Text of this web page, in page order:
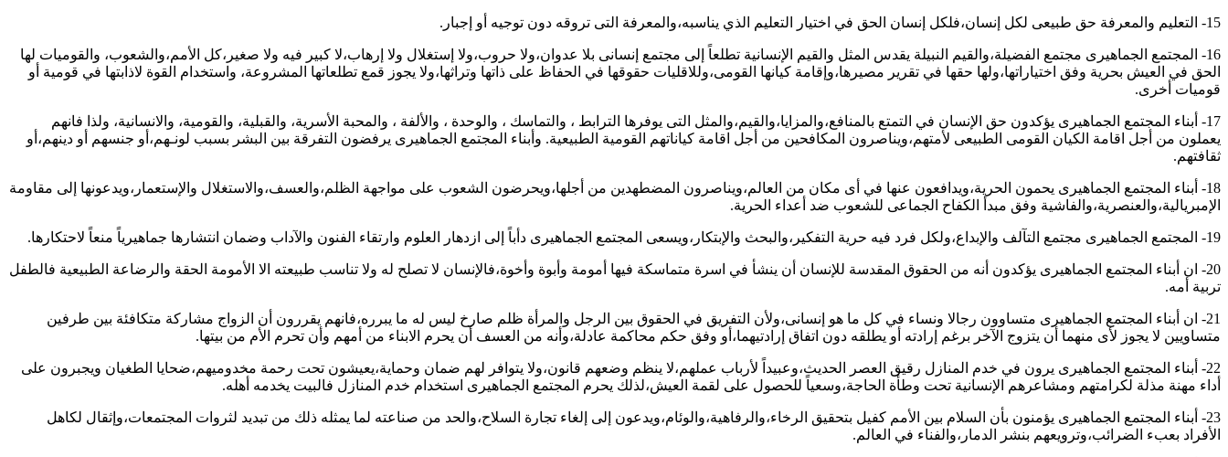
15- التعليم والمعرفة حق طبيعى لكل إنسان،فلكل إنسان الحق في اختيار التعليم الذي يناسبه،والمعرفة التى تروقه دون توجيه أو إجبار.
16- المجتمع الجماهيرى مجتمع الفضيلة،والقيم النبيلة يقدس المثل والقيم الإنسانية تطلعاً إلى مجتمع إنسانى بلا عدوان،ولا حروب،ولا إستغلال ولا إرهاب،لا كبير فيه ولا صغير،كل الأمم،والشعوب، والقوميات لها
الحق في العيش بحرية وفق اختياراتها،ولها حقها في تقرير مصيرها،وإقامة كيانها القومى،وللاقليات حقوقها في الحفاظ على ذاتها وتراثها،ولا يجوز قمع تطلعاتها المشروعة، واستخدام القوة لاذابتها في قومية أو
قوميات أخرى.
17- أبناء المجتمع الجماهيرى يؤكدون حق الإنسان في التمتع بالمنافع،والمزايا،والقيم،والمثل التى يوفرها الترابط ، والتماسك ، والوحدة ، والألفة ، والمحبة الأسرية، والقبلية، والقومية، والانسانية، ولذا فانهم
يعملون من أجل اقامة الكيان القومى الطبيعى لأمتهم،ويناصرون المكافحين من أجل اقامة كياناتهم القومية الطبيعية. وأبناء المجتمع الجماهيرى يرفضون التفرقة بين البشر بسبب لونـهم،أو جنسهم أو دينهم،أو
ثقافتهم.
18- أبناء المجتمع الجماهيرى يحمون الحرية،ويدافعون عنها في أى مكان من العالم،ويناصرون المضطهدين من أجلها،ويحرضون الشعوب على مواجهة الظلم،والعسف،والاستغلال والإستعمار،ويدعونها إلى مقاومة
الإمبريالية،والعنصرية،والفاشية وفق مبدأ الكفاح الجماعى للشعوب ضد أعداء الحرية.
19- المجتمع الجماهيرى مجتمع التآلف والإبداع،ولكل فرد فيه حرية التفكير،والبحث والإبتكار،ويسعى المجتمع الجماهيرى دأباً إلى ازدهار العلوم وارتقاء الفنون والآداب وضمان انتشارها جماهيرياً منعاً لاحتكارها.
20- ان أبناء المجتمع الجماهيرى يؤكدون أنه من الحقوق المقدسة للإنسان أن ينشأ في اسرة متماسكة فيها أمومة وأبوة وأخوة،فالإنسان لا تصلح له ولا تناسب طبيعته الا الأمومة الحقة والرضاعة الطبيعية فالطفل
تربية أمه.
21- ان أبناء المجتمع الجماهيرى متساوون رجالا ونساء في كل ما هو إنسانى،ولأن التفريق في الحقوق بين الرجل والمرأة ظلم صارخ ليس له ما يبرره،فانهم يقررون أن الزواج مشاركة متكافئة بين طرفين
متساويين لا يجوز لأى منهما أن يتزوج الآخر برغم إرادته أو يطلقه دون اتفاق إرادتيهما،أو وفق حكم محاكمة عادلة،وأنه من العسف أن يحرم الابناء من أمهم وأن تحرم الأم من بيتها.
22- أبناء المجتمع الجماهيرى يرون في خدم المنازل رقيق العصر الحديث،وعبيداً لأرباب عملهم،لا ينظم وضعهم قانون،ولا يتوافر لهم ضمان وحماية،يعيشون تحت رحمة مخدوميهم،ضحايا الطغيان ويجبرون على
أداء مهنة مذلة لكرامتهم ومشاعرهم الإنسانية تحت وطأة الحاجة،وسعياً للحصول على لقمة العيش،لذلك يحرم المجتمع الجماهيرى استخدام خدم المنازل فالبيت يخدمه أهله.
23- أبناء المجتمع الجماهيرى يؤمنون بأن السلام بين الأمم كفيل بتحقيق الرخاء،والرفاهية،والوئام،ويدعون إلى إلغاء تجارة السلاح،والحد من صناعته لما يمثله ذلك من تبديد لثروات المجتمعات،وإثقال لكاهل
الأفراد بعبء الضرائب،وترويعهم بنشر الدمار،والفناء في العالم.